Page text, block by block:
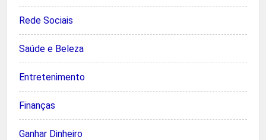
Rede Sociais
Saúde e Beleza
Entretenimento
Finanças
Ganhar Dinheiro